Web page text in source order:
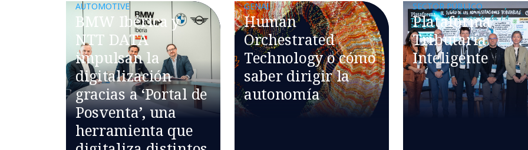
AUTOMOTIVE
BMW Ibérica y
NTT DATA
impulsan la
digitalización
gracias a ‘Portal de
Posventa’, una
herramienta que
GENAI
Human
Orchestrated
Technology o cómo
saber dirigir la
autonomía
SECTOR PÚBLICO
Plataforma
Tributaria
Inteligente